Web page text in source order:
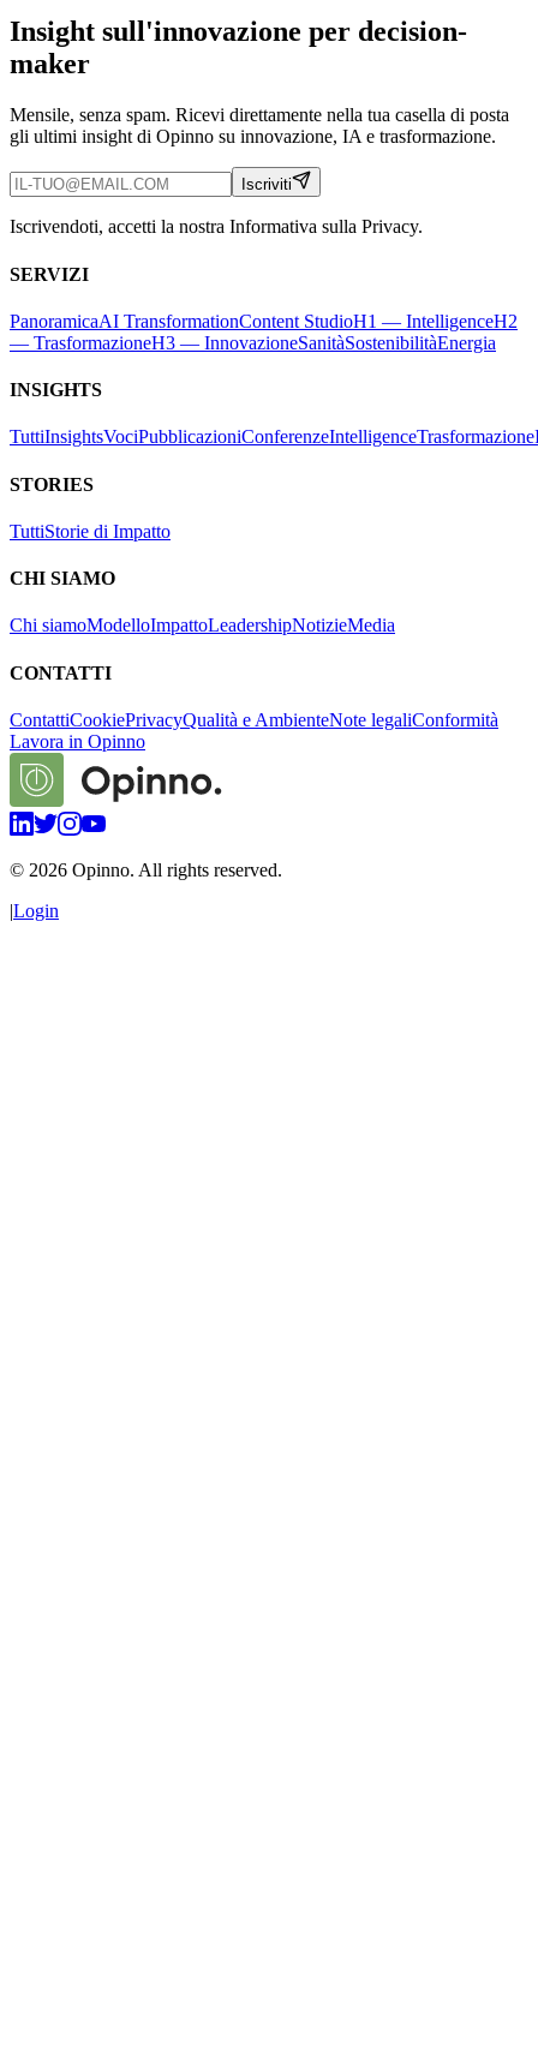
Insight sull'innovazione per decision-
maker
Mensile, senza spam. Ricevi direttamente nella tua casella di posta
gli ultimi insight di Opinno su innovazione, IA e trasformazione.
Iscriviti
Iscrivendoti, accetti la nostra Informativa sulla Privacy.
SERVIZI
PanoramicaAI TransformationContent StudioH1 — IntelligenceH2
— TrasformazioneH3 — InnovazioneSanitàSostenibilitàEnergia
INSIGHTS
TuttiInsightsVociPubblicazioniConferenzeIntelligenceTrasformazione
STORIES
TuttiStorie di Impatto
CHI SIAMO
Chi siamoModelloImpattoLeadershipNotizieMedia
CONTATTI
ContattiCookiePrivacyQualità e AmbienteNote legaliConformità
Lavora in Opinno
© 2026 Opinno. All rights reserved.
|Login